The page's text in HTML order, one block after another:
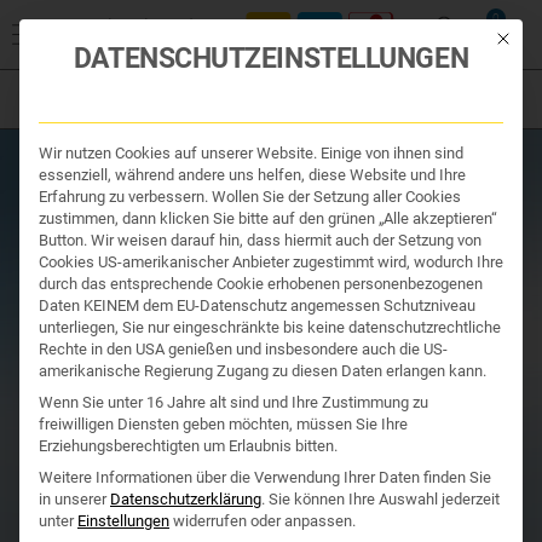
0
Organe & Organ Uhr
Traditionelle Medizin
Nahrungsergänzung
Kosmetik und Hygiene
Ihr Apotheker
Organe & Organ Uhr/ Mariendistel &
Artischocke Kapseln kaufen | Westend Apotheke
Mit
DATENSCHUTZEINSTELLUNGEN
Wir nutzen Cookies auf unserer Website. Einige von ihnen sind
essenziell, während andere uns helfen, diese Website und Ihre
Erfahrung zu verbessern. Wollen Sie der Setzung aller Cookies
zustimmen, dann klicken Sie bitte auf den grünen „Alle akzeptieren“
Button. Wir weisen darauf hin, dass hiermit auch der Setzung von
Cookies US-amerikanischer Anbieter zugestimmt wird, wodurch Ihre
durch das entsprechende Cookie erhobenen personenbezogenen
Daten KEINEM dem EU-Datenschutz angemessen Schutzniveau
unterliegen, Sie nur eingeschränkte bis keine datenschutzrechtliche
Rechte in den USA genießen und insbesondere auch die US-
amerikanische Regierung Zugang zu diesen Daten erlangen kann.
Wenn Sie unter 16 Jahre alt sind und Ihre Zustimmung zu
freiwilligen Diensten geben möchten, müssen Sie Ihre
Erziehungsberechtigten um Erlaubnis bitten.
Weitere Informationen über die Verwendung Ihrer Daten finden Sie
in unserer Datenschutzerklärung. Sie können Ihre Auswahl jederzeit
unter Einstellungen widerrufen oder anpassen.